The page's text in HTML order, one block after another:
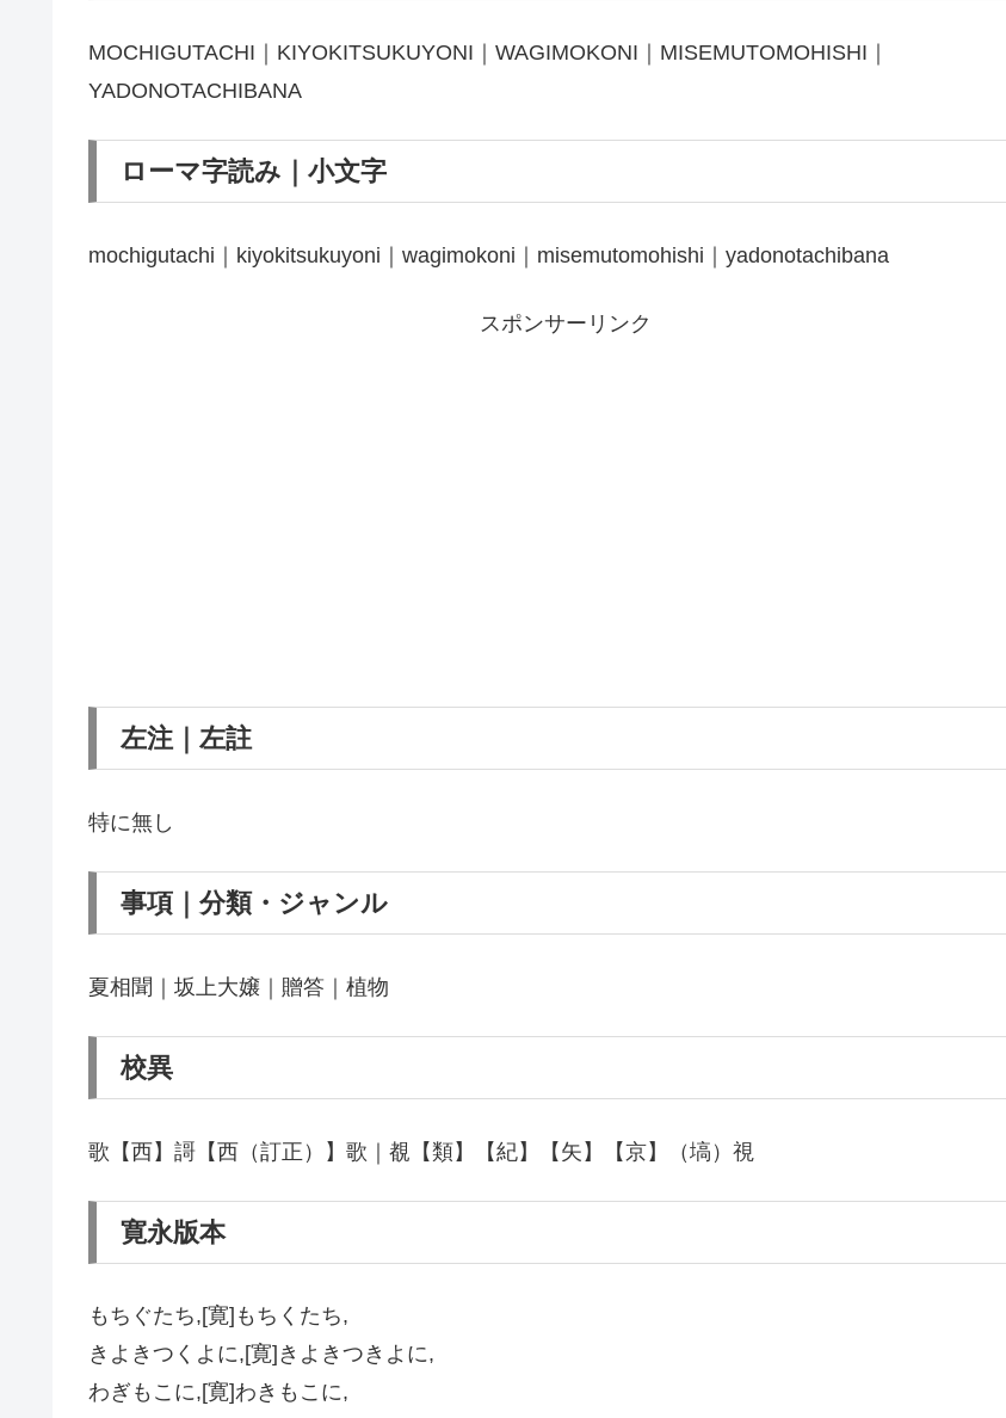
MOCHIGUTACHI｜KIYOKITSUKUYONI｜WAGIMOKONI｜MISEMUTOMOHISHI｜
YADONOTACHIBANA
ローマ字読み｜小文字
mochigutachi｜kiyokitsukuyoni｜wagimokoni｜misemutomohishi｜yadonotachibana
スポンサーリンク
左注｜左註
特に無し
事項｜分類・ジャンル
夏相聞｜坂上大嬢｜贈答｜植物
校異
歌【西】謌【西（訂正）】歌｜覩【類】【紀】【矢】【京】（塙）視
寛永版本
もちぐたち,[寛]もちくたち,
きよきつくよに,[寛]きよきつきよに,
わぎもこに,[寛]わきもこに,